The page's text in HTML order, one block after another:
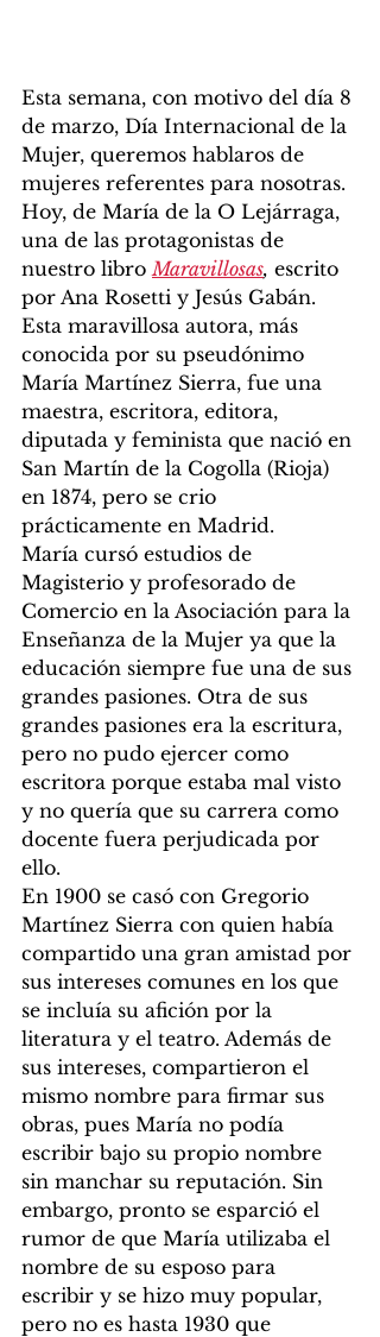
Esta semana, con motivo del día 8
de marzo, Día Internacional de la
Mujer, queremos hablaros de
mujeres referentes para nosotras.
Hoy, de María de la O Lejárraga,
una de las protagonistas de
nuestro libro Maravillosas, escrito
por Ana Rosetti y Jesús Gabán.
Esta maravillosa autora, más
conocida por su pseudónimo
María Martínez Sierra, fue una
maestra, escritora, editora,
diputada y feminista que nació en
San Martín de la Cogolla (Rioja)
en 1874, pero se crio
prácticamente en Madrid.
María cursó estudios de
Magisterio y profesorado de
Comercio en la Asociación para la
Enseñanza de la Mujer ya que la
educación siempre fue una de sus
grandes pasiones. Otra de sus
grandes pasiones era la escritura,
pero no pudo ejercer como
escritora porque estaba mal visto
y no quería que su carrera como
docente fuera perjudicada por
ello.
En 1900 se casó con Gregorio
Martínez Sierra con quien había
compartido una gran amistad por
sus intereses comunes en los que
se incluía su afición por la
literatura y el teatro. Además de
sus intereses, compartieron el
mismo nombre para firmar sus
obras, pues María no podía
escribir bajo su propio nombre
sin manchar su reputación. Sin
embargo, pronto se esparció el
rumor de que María utilizaba el
nombre de su esposo para
escribir y se hizo muy popular,
pero no es hasta 1930 que